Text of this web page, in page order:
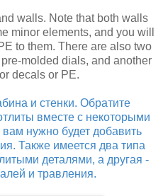
walls. Note that both walls
minor elements, and you will
to them. There are also two
molded dials, and another
decals or PE.
и стенки. Обратите
вместе с некоторыми
нужно будет добавить
Также имеется два типа
деталями, а другая -
и травления.